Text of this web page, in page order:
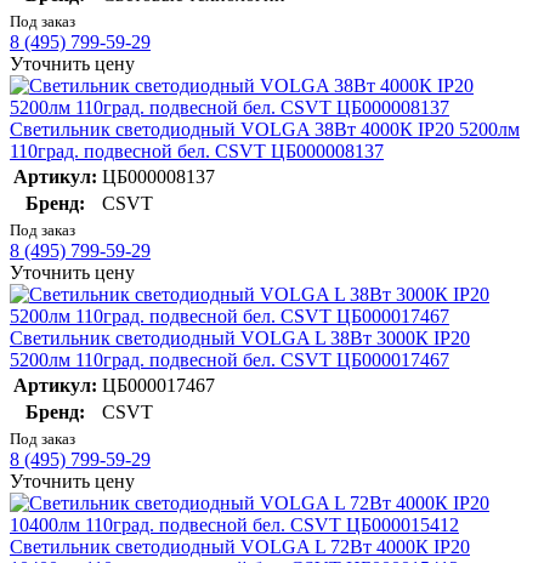
Под заказ
8 (495) 799-59-29
Уточнить цену
Светильник светодиодный VOLGA 38Вт 4000К IP20 5200лм
110град. подвесной бел. CSVT ЦБ000008137
Артикул: ЦБ000008137
Бренд:
CSVT
Под заказ
8 (495) 799-59-29
Уточнить цену
Светильник светодиодный VOLGA L 38Вт 3000К IP20
5200лм 110град. подвесной бел. CSVT ЦБ000017467
Артикул: ЦБ000017467
Бренд:
CSVT
Под заказ
8 (495) 799-59-29
Уточнить цену
Светильник светодиодный VOLGA L 72Вт 4000К IP20